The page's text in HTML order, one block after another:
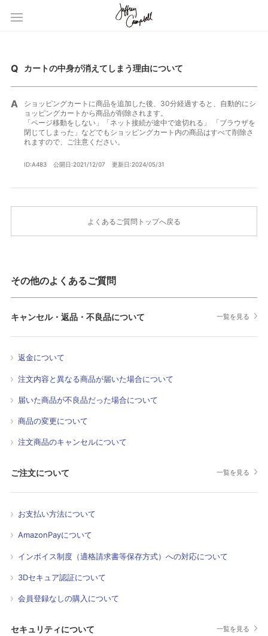
カートの中身が消えてしまう理由について
ショッピングカートに商品を追加した後、30分経過すると、自動的にシ
ョッピングカートから商品が削除されます。
「ページ移動をしない」「ネット接続が途中で途切れる」 「ブラウザを
閉じてしまった」などでもショッピングカート内の商品はすべて削除さ
れますので、ご注意ください。
ID:A483 公開日:2021/12/07 更新日:2024/05/31
よくあるご質問トップへ戻る
その他のよくあるご質問
キャンセル・返品・不良品について 一覧を見る
返金について
注文内容と異なる商品が届いた場合について
届いた商品が不良品だった場合について
商品の変更について
注文商品のキャンセルについて
ご注文について 一覧を見る
お支払い方法について
AmazonPayについて
インボイス制度（適格請求書等保存方式）への対応について
3Dセキュア認証について
会員登録なしの購入について
セキュリティについて 一覧を見る